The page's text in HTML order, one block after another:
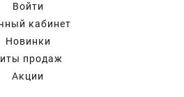
Войти
кабинет
Новинки
продаж
Акции